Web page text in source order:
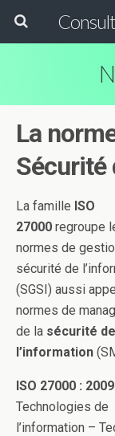
La
Sécurité
La famille ISO
27000 regroupe
normes de
sécurité de
(SGSI) aussi
normes de
de la sécurité de
l’information
ISO 27000 : 2009
Technologies de
l’information –